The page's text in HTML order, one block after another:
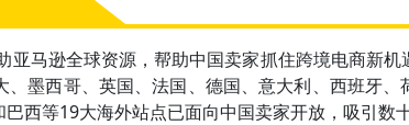
马逊全球资源，帮助中国卖家抓住跨境电商新机
墨西哥、英国、法国、德国、意大利、西班牙、
西等19大海外站点已面向中国卖家开放，吸引数